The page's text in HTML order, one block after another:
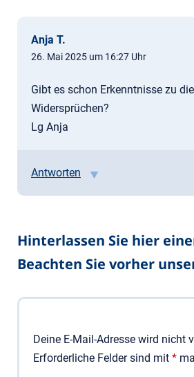
Anja T.
26. Mai 2025 um 16:27 Uhr
Gibt es schon Erkenntnisse zu
Widersprüchen?
Lg Anja
Antworten
Hinterlassen Sie hier
Beachten Sie vorher
Deine E-Mail-Adresse wird nicht
Erforderliche Felder sind mit *